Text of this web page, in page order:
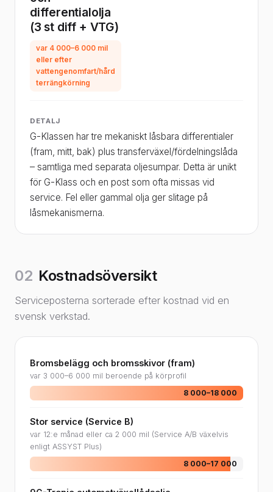
differentialolja
(3 st diff + VTG)
var 4 000–6 000 mil
eller efter
vattengenomfart/hård
terrängkörning
DETALJ
G-Klassen har tre mekaniskt låsbara differentialer
(fram, mitt, bak) plus transferväxel/fördelningslåda
– samtliga med separata oljesumpar. Detta är unikt
för G-Klass och en post som ofta missas vid
service. Fel eller gammal olja ger slitage på
låsmekanismerna.
02 Kostnadsöversikt
Serviceposterna sorterade efter kostnad vid en
svensk verkstad.
Bromsbelägg och bromsskivor (fram)
var 3 000–6 000 mil beroende på körprofil
8 000–18 000
Stor service (Service B)
var 12:e månad eller ca 2 000 mil (Service A/B växelvis
enligt ASSYST Plus)
8 000–17 000